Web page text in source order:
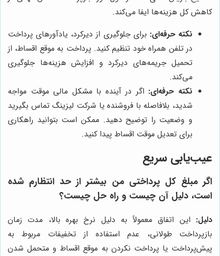
کاهش کل هزینه‌ها ایفا می‌کند.
نکته حرفه‌ای: برای جلوگیری از دیرکرد، یادآورهای پرداخت
در تلفن همراه خود تنظیم کنید. پرداخت به موقع اقساط، از
تحمیل جریمه‌های دیرکرد و افزایش هزینه‌ها جلوگیری
می‌کند.
نکته حرفه‌ای: اگر در آینده با مشکل مالی موقت مواجه
شدید، بلافاصله با فروشنده یا شرکت لیزینگ تماس بگیرید
و وضعیت را توضیح دهید. ممکن است بتوانید راهکاری
برای تعدیل موقت اقساط پیدا کنید.
عیب‌یابی سریع
اگر مبلغ کل پرداختی من بیشتر از حد انتظارم شده
است، دلیل آن چیست و راه حل چیست؟
دلیل: این اتفاق معمولاً به دلیل نرخ بهره بالا، مدت زمان
بازپرداخت طولانی، عدم استفاده از تخفیفات مربوط به
پیش‌پرداخت یا پرداخت نکردن به موقع اقساط و متحمل شدن